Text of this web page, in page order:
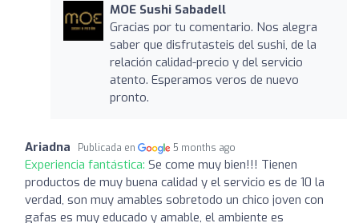
MOE Sushi Sabadell
Gracias por tu comentario. Nos alegra
saber que disfrutasteis del sushi, de la
relación calidad-precio y del servicio
atento. Esperamos veros de nuevo
pronto.
Ariadna Publicada en 5 months ago
Experiencia fantástica: Se come muy bien!!! Tienen
productos de muy buena calidad y el servicio es de 10 la
verdad, son muy amables sobretodo un chico joven con
gafas es muy educado y amable, el ambiente es